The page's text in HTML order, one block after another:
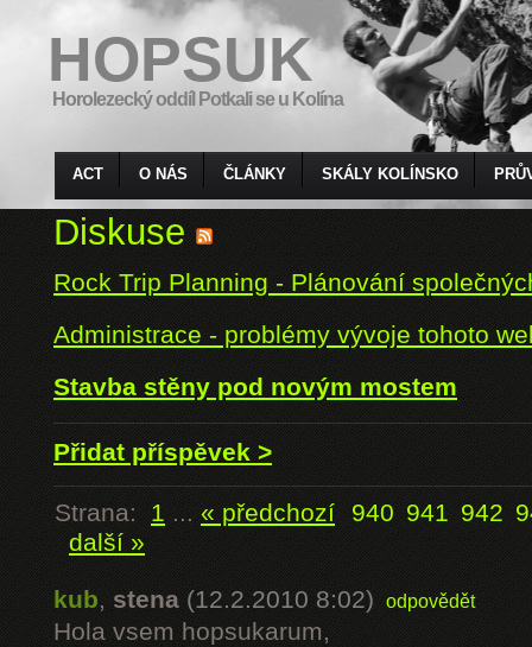
HOPSUK
Horolezecký oddíl Potkali se u Kolína
ACT O NÁS ČLÁNKY SKÁLY KOLÍNSKO
Diskuse
Rock Trip Planning - Plánování
Administrace - problémy vývoje tohoto
Stavba stěny pod novým mostem
Přidat příspěvek >
Strana: 1 ... « předchozí 940 941 942
další »
kub, stena (12.2.2010 8:02) odpovědět
Hola vsem hopsukarum,